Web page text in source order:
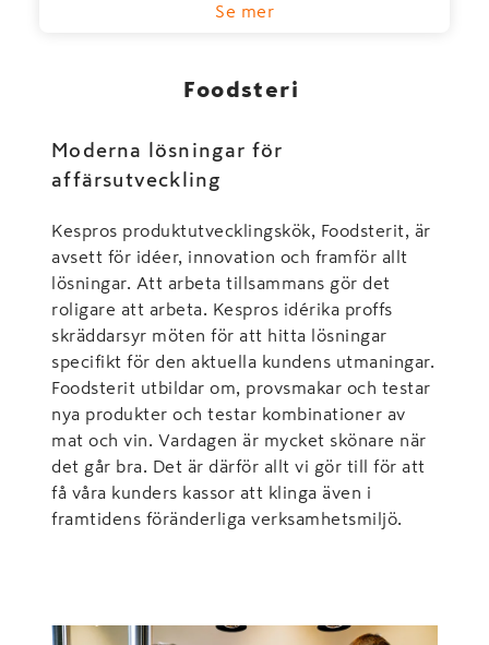
Se mer
Foodsteri
Moderna lösningar för
affärsutveckling
Kespros produktutvecklingskök, Foodsterit, är
avsett för idéer, innovation och framför allt
lösningar. Att arbeta tillsammans gör det
roligare att arbeta. Kespros idérika proffs
skräddarsyr möten för att hitta lösningar
specifikt för den aktuella kundens utmaningar.
Foodsterit utbildar om, provsmakar och testar
nya produkter och testar kombinationer av
mat och vin. Vardagen är mycket skönare när
det går bra. Det är därför allt vi gör till för att
få våra kunders kassor att klinga även i
framtidens föränderliga verksamhetsmiljö.